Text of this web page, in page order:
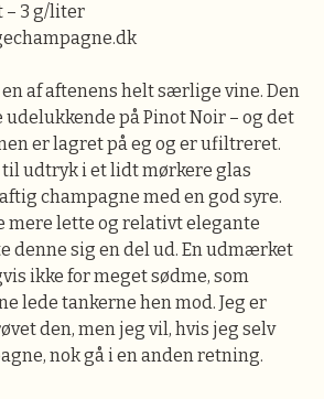
– 3 g/liter
af aftenens helt særlige vine. Den
på Pinot Noir – og det
er lagret på eg og er ufiltreret.
udtryk i et lidt mørkere glas
champagne med en god syre.
mere lette og relativt elegante
denne sig en del ud. En udmærket
ikke for meget sødme, som
lede tankerne hen mod. Jeg er
den, men jeg vil, hvis jeg selv
nok gå i en anden retning.